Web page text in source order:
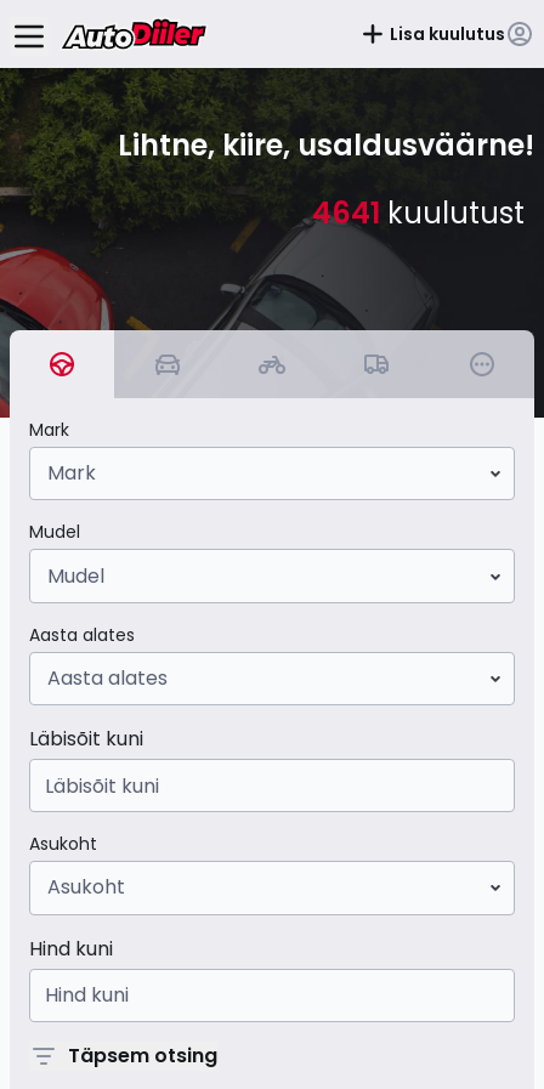
Lisa kuulutus
Lihtne, kiire, usaldusväärne!
4641 kuulutust
Mark
Mark
Mudel
Mudel
Aasta alates
Aasta alates
Läbisõit kuni
Asukoht
Asukoht
Hind kuni
Täpsem otsing